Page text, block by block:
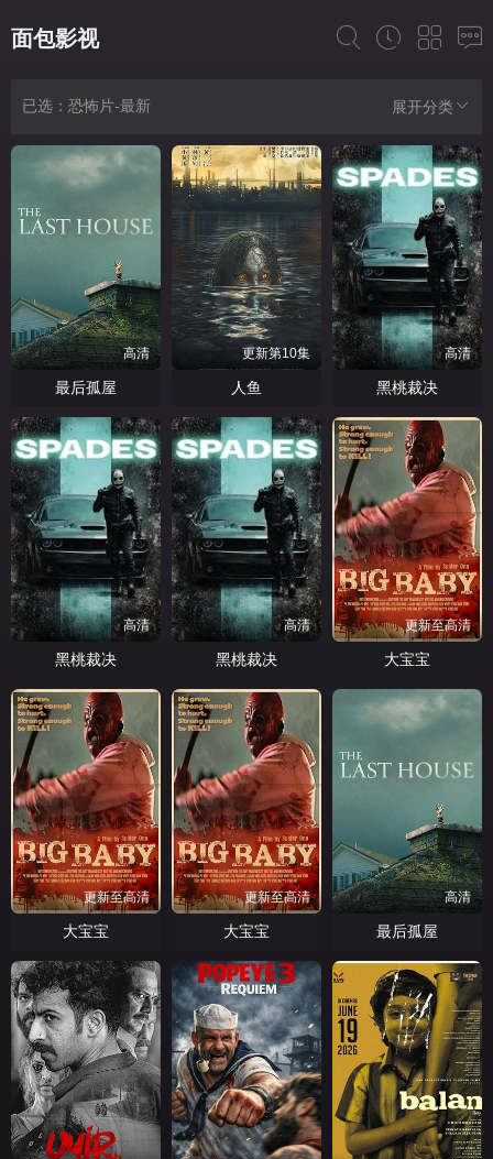
面包影视
展开分类
已选：恐怖片-最新
高清
最后孤屋
更新第10集
人鱼
高清
黑桃裁决
高清
黑桃裁决
高清
黑桃裁决
更新至高清
大宝宝
更新至高清
大宝宝
更新至高清
大宝宝
高清
最后孤屋